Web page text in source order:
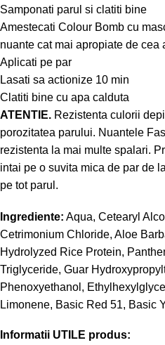
Samponati parul si clatiti bine
Amestecati Colour Bomb cu
nuante cat mai apropiate de cea
Aplicati pe par
Lasati sa actionize 10 min
Clatiti bine cu apa calduta
ATENTIE. Rezistenta culorii
porozitatea parului. Nuantele
rezistenta la mai multe spalari.
intai pe o suvita mica de par de
pe tot parul.
Ingrediente: Aqua, Cetearyl
Cetrimonium Chloride, Aloe
Hydrolyzed Rice Protein,
Triglyceride, Guar
Phenoxyethanol,
Limonene, Basic Red 51, Basic
Informatii UTILE produs: